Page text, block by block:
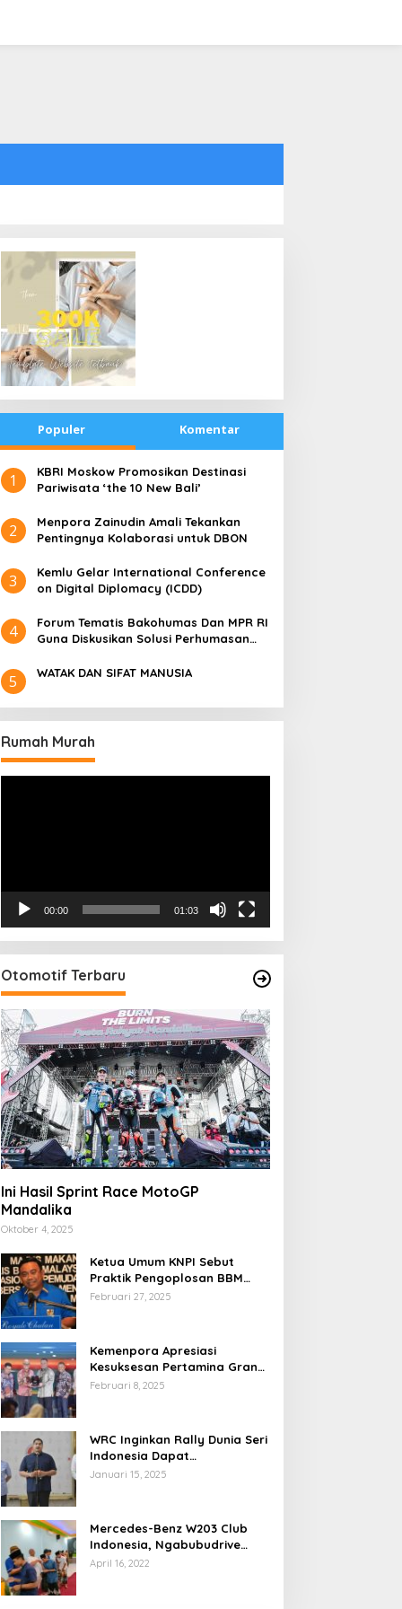
Populer Komentar
1
​KBRI Moskow Promosikan Destinasi
Pariwisata ‘the 10 New Bali’
2
​Menpora Zainudin Amali Tekankan
Pentingnya Kolaborasi untuk DBON
3
​Kemlu Gelar International Conference
on Digital Diplomacy (ICDD)
4
Forum Tematis Bakohumas Dan MPR RI
Guna Diskusikan Solusi Perhumasan
Masing
5 WATAK DAN SIFAT MANUSIA
Rumah Murah
00:00 01:03
Otomotif Terbaru
Ini Hasil Sprint Race MotoGP
Mandalika
Oktober 4, 2025
Ketua Umum KNPI Sebut
Praktik Pengoplosan BBM
Cederai Kepercayaan
Februari 27, 2025
Kemenpora Apresiasi
Kesuksesan Pertamina Grand
Prix of Indonesia 2024
Februari 8, 2025
WRC Inginkan Rally Dunia Seri
Indonesia Dapat
Terselenggara 2026
Januari 15, 2025
Mercedes-Benz W203 Club
Indonesia, Ngabubudrive
Ramadhan 2022
April 16, 2022